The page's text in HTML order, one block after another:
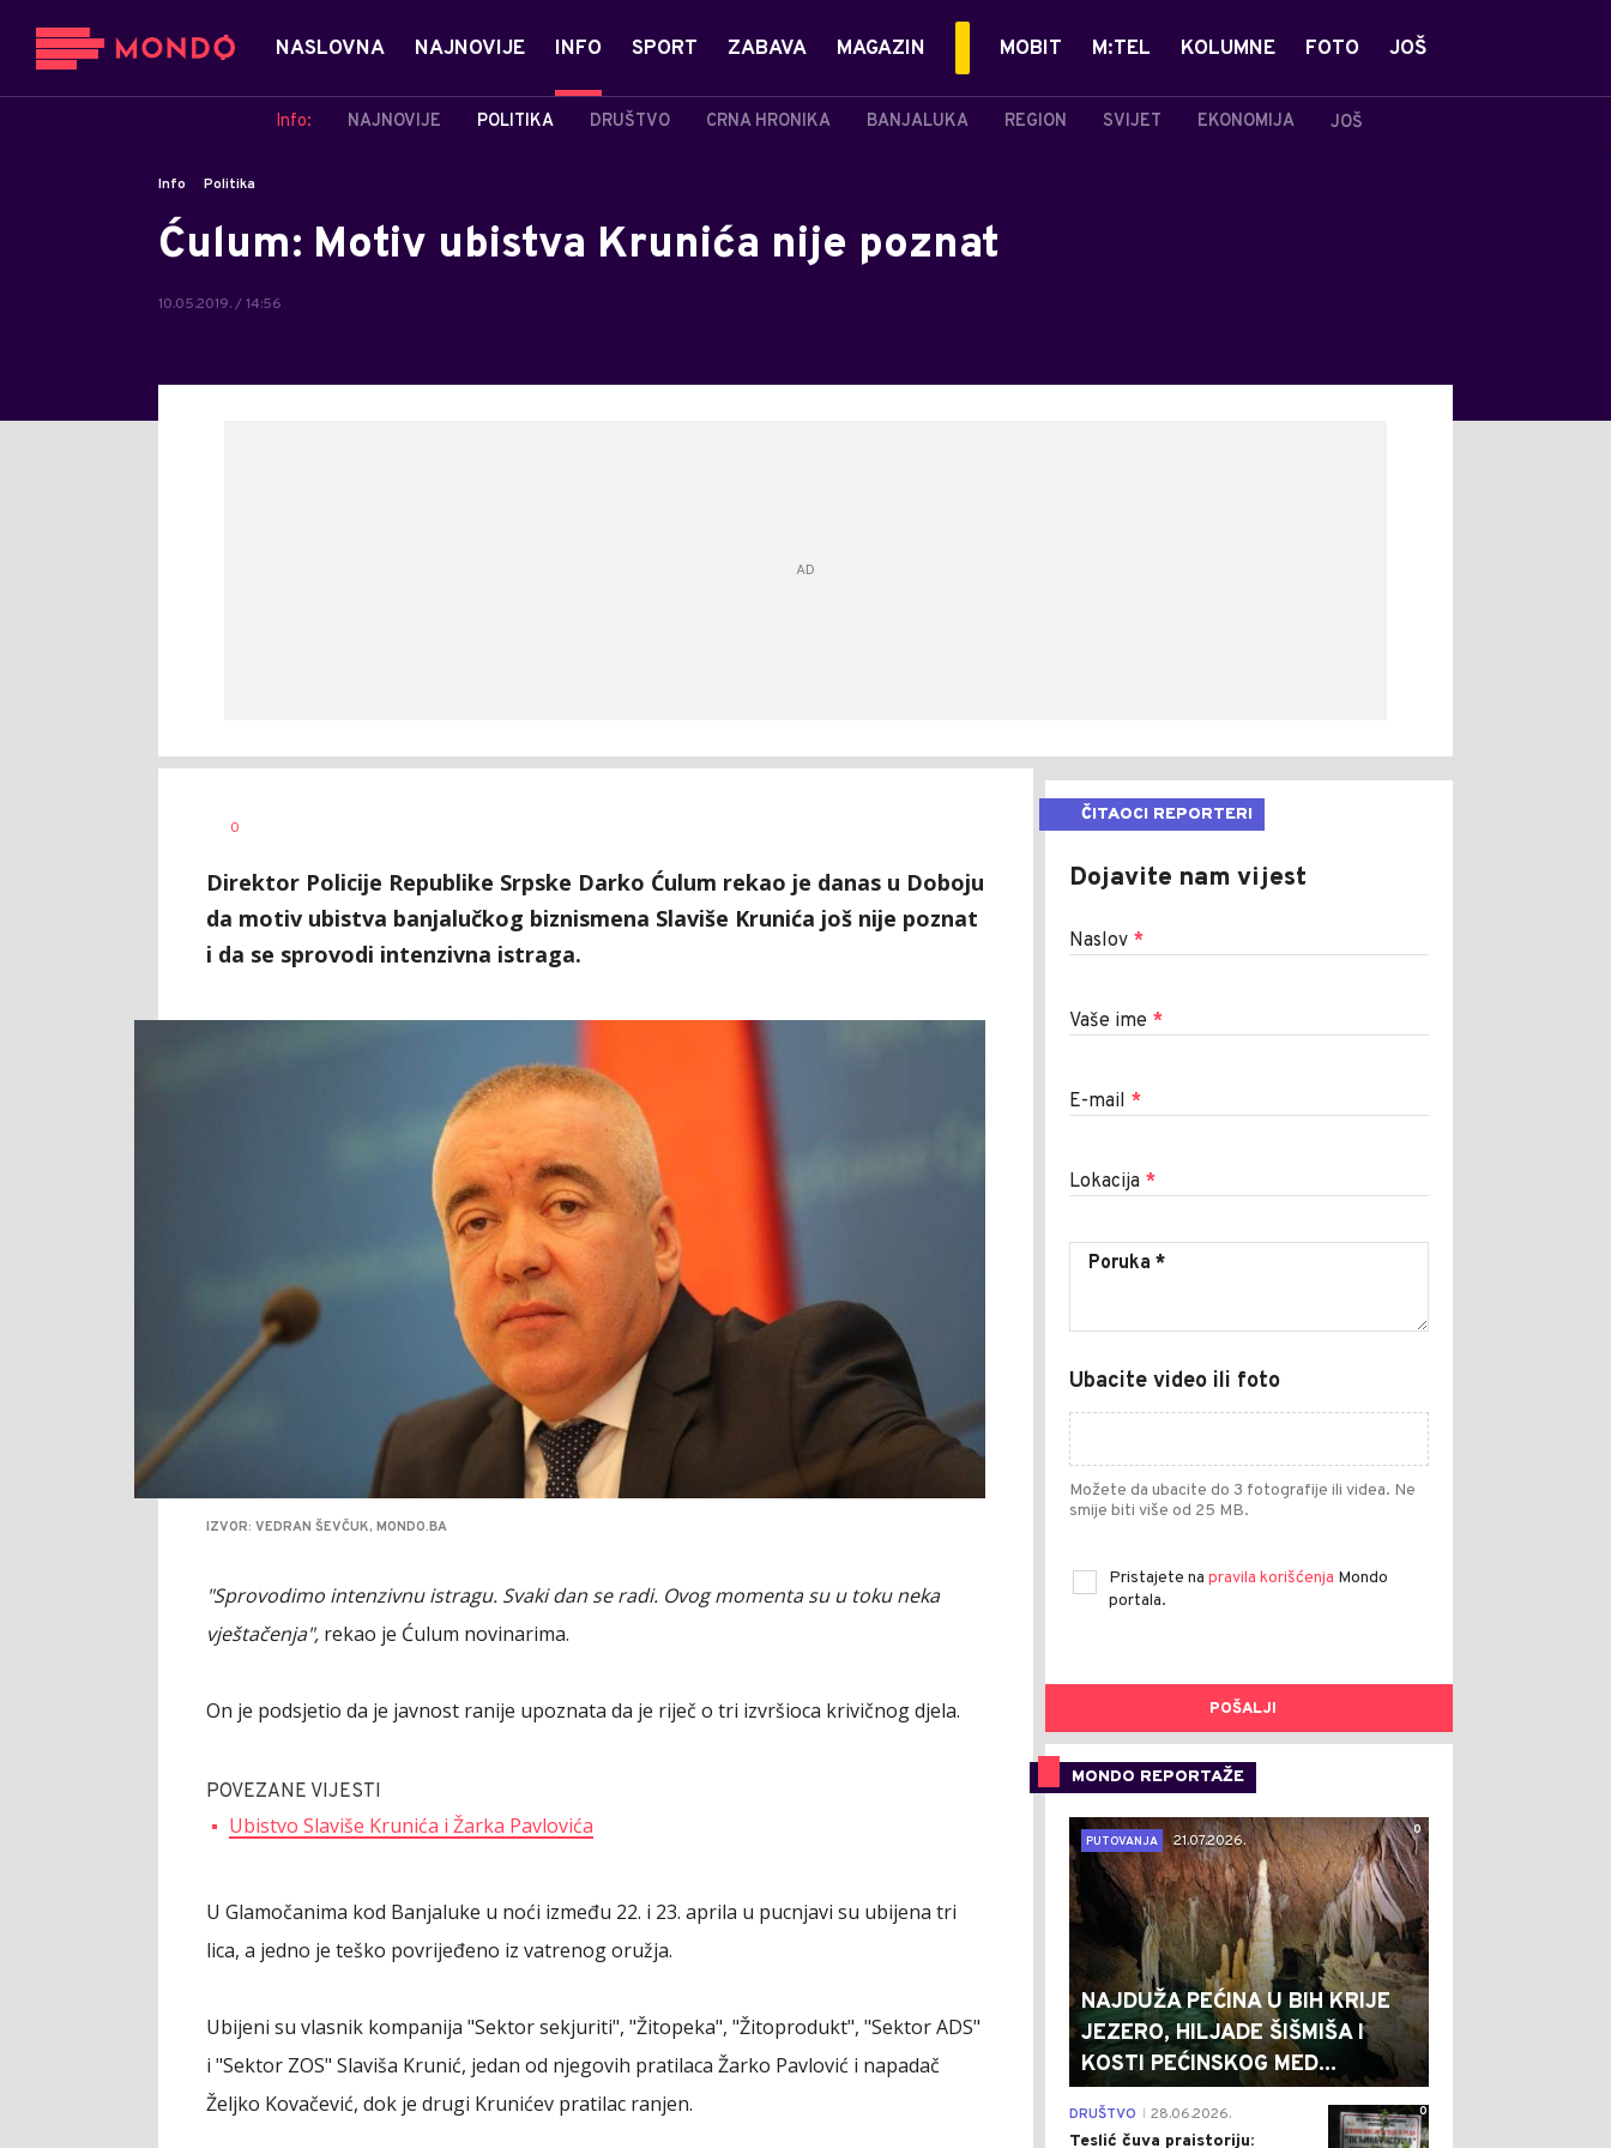
NASLOVNA NAJNOVIJE INFO
Info: NAJNOVIJE POLITIKA DRUŠTVO CRNA HRONIKA BANJALUKA REGION SVIJET EKONOMIJA JOŠ
SPORT ZABAVA MAGAZIN MOBIT M:TEL KOLUMNE FOTO JOŠ
Info Politika
Ćulum: Motiv ubistva Krunića nije poznat
10.05.2019. / 14:56
AUTOR
0
Direktor Policije Republike Srpske Darko Ćulum rekao je danas u Doboju
da motiv ubistva banjalučkog biznismena Slaviše Krunića još nije poznat
i da se sprovodi intenzivna istraga.
IZVOR: VEDRAN ŠEVČUK, MONDO.BA
"Sprovodimo intenzivnu istragu. Svaki dan se radi. Ovog momenta su u toku neka
vještačenja", rekao je Ćulum novinarima.
On je podsjetio da je javnost ranije upoznata da je riječ o tri izvršioca krivičnog djela.
POVEZANE VIJESTI
Ubistvo Slaviše Krunića i Žarka Pavlovića
U Glamočanima kod Banjaluke u noći između 22. i 23. aprila u pucnjavi su ubijena tri
lica, a jedno je teško povrijeđeno iz vatrenog oružja.
Ubijeni su vlasnik kompanija "Sektor sekjuriti", "Žitopeka", "Žitoprodukt", "Sektor ADS"
i "Sektor ZOS" Slaviša Krunić, jedan od njegovih pratilaca Žarko Pavlović i napadač
Željko Kovačević, dok je drugi Krunićev pratilac ranjen.
ČITAOCI REPORTERI
Dojavite nam vijest
Naslov *
Vaše ime *
E-mail *
Lokacija *
Ubacite video ili foto
Možete da ubacite do 3 fotografije ili videa. Ne
smije biti više od 25 MB.
Pristajete na pravila korišćenja Mondo
portala.
POŠALJI
MONDO REPORTAŽE
0
PUTOVANJA
21.07.2026.
NAJDUŽA PEĆINA U BIH KRIJE
JEZERO, HILJADE ŠIŠMIŠA I
KOSTI PEĆINSKOG MED...
0
DRUŠTVO 28.06.2026.
Teslić čuva praistoriju: